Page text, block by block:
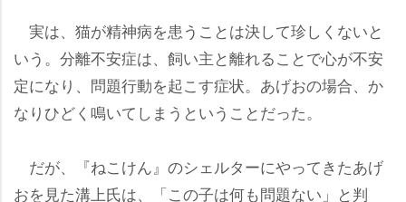
実は、猫が精神病を患うことは決して珍しくないと
いう。分離不安症は、飼い主と離れることで心が不安
定になり、問題行動を起こす症状。あげおの場合、か
なりひどく鳴いてしまうということだった。
だが、『ねこけん』のシェルターにやってきたあげ
おを見た溝上氏は、「この子は何も問題ない」と判